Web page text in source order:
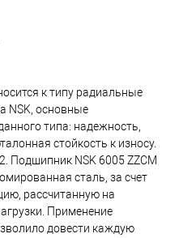
к типу радиальные
NSK, основные
типа: надежность,
стойкость к износу.
Подшипник NSK 6005 ZZCM
сталь, за счет
рассчитанную на
Применение
довести каждую